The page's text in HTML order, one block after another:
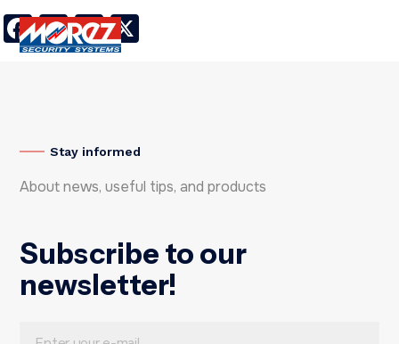
Facebook
LinkedIn
Twitter
Stay informed
About news, useful tips, and products
Subscribe to our
newsletter!